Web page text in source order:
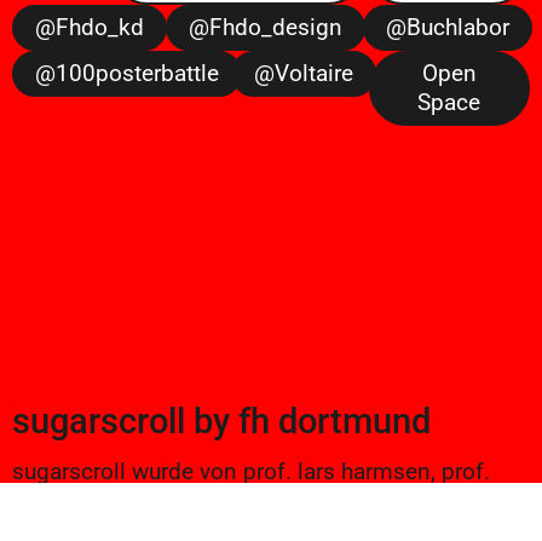
@fhdo_kd
@fhdo_design
@buchlabor
@100posterbattle
@voltaire
Open
Space
sugarscroll by fh dortmund
sugarscroll wurde von prof. lars harmsen, prof.